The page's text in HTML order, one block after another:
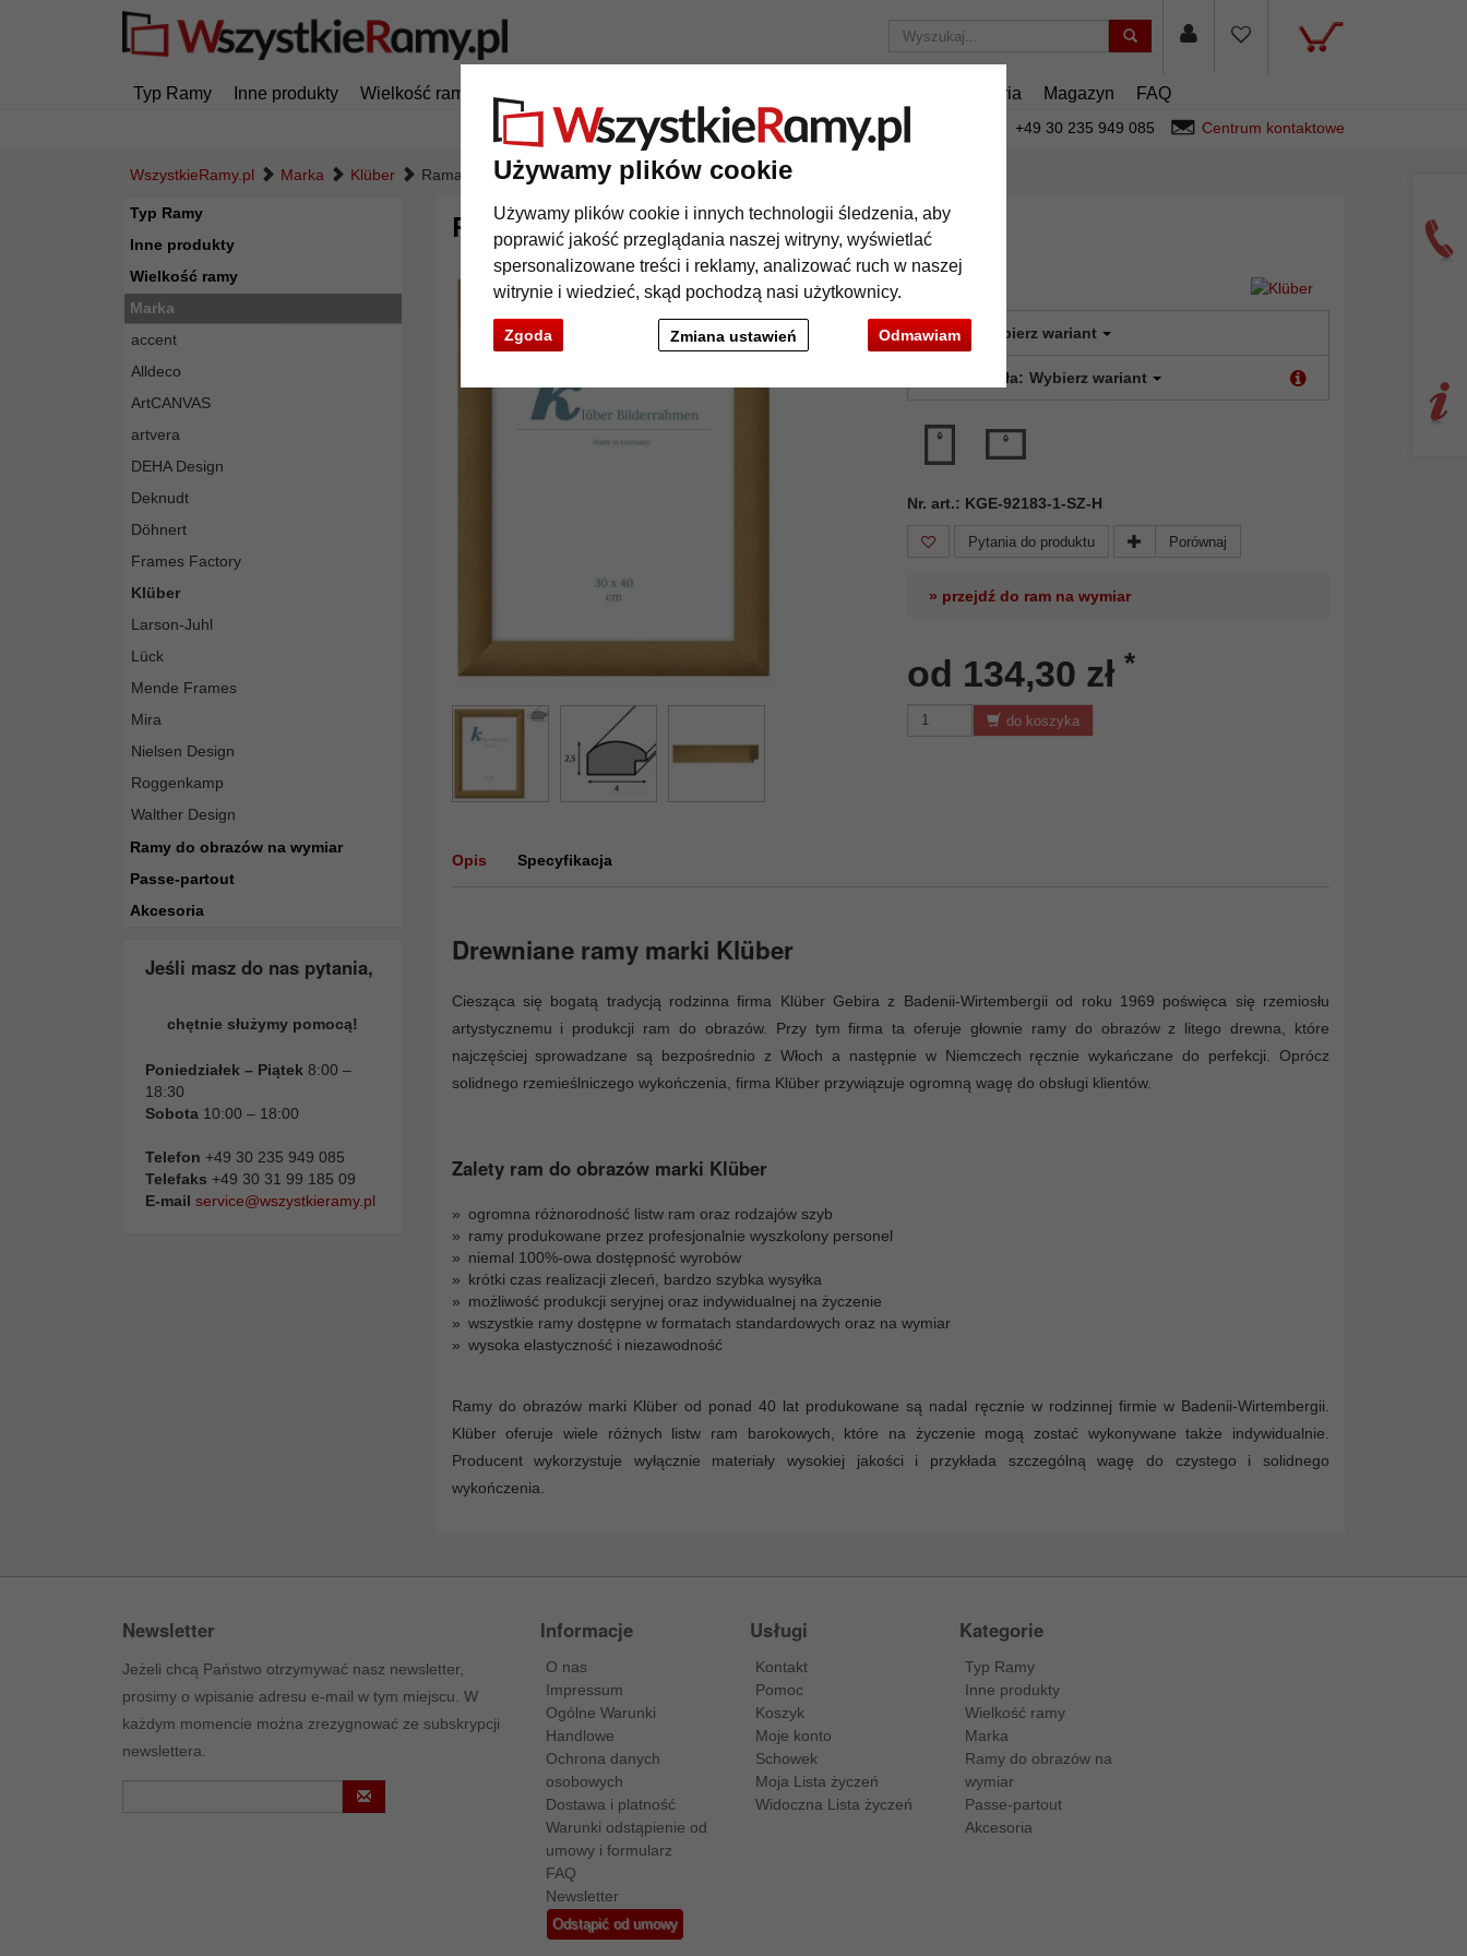
Używamy plików cookie
Używamy plików cookie i innych technologii śledzenia, aby
poprawić jakość przeglądania naszej witryny, wyświetlać
spersonalizowane treści i reklamy, analizować ruch w naszej
witrynie i wiedzieć, skąd pochodzą nasi użytkownicy.
Zgoda Odmawiam
Zmiana ustawień
Typ Ramy Inne produkty Wielkość ramy Marka Akcesoria Magazyn FAQ
Tylko 25,95 zł za wysyłkę. +49 30 235 949 085 Centrum kontaktowe
WszystkieRamy.pl Marka Klüber Rama drewniana Tarragona na wymiar
Typ Ramy
Inne produkty
Wielkość ramy
Marka
accent
Alldeco
ArtCANVAS
artvera
DEHA Design
Deknudt
Döhnert
Frames Factory
Klüber
Larson-Juhl
Lück
Mende Frames
Mira
Nielsen Design
Roggenkamp
Walther Design
Ramy do obrazów na wymiar
Passe-partout
Akcesoria
Jeśli masz do nas pytania,
chętnie służymy pomocą!
Poniedziałek – Piątek 8:00 –
18:30
Sobota 10:00 – 18:00
Telefon +49 30 235 949 085
Telefaks +49 30 31 99 185 09
E-mail service@wszystkieramy.pl
Rama drewniana Tarragona na wymiar
kolor: Wybierz wariant
rodzaj szkła: Wybierz wariant
Nr. art.: KGE-92183-1-SZ-H
Pytania do produktu Porównaj
» przejdź do ram na wymiar
od 134,30 zł *
do koszyka
Opis Specyfikacja
Drewniane ramy marki Klüber
Ciesząca się bogatą tradycją rodzinna firma Klüber Gebira z Badenii-Wirtembergii od roku 1969 poświęca się rzemiosłu
artystycznemu i produkcji ram do obrazów. Przy tym firma ta oferuje głownie ramy do obrazów z litego drewna, które
najczęściej sprowadzane są bezpośrednio z Włoch a następnie w Niemczech ręcznie wykańczane do perfekcji. Oprócz
solidnego rzemieślniczego wykończenia, firma Klüber przywiązuje ogromną wagę do obsługi klientów.
Zalety ram do obrazów marki Klüber
ogromna różnorodność listw ram oraz rodzajów szyb
ramy produkowane przez profesjonalnie wyszkolony personel
niemal 100%-owa dostępność wyrobów
krótki czas realizacji zleceń, bardzo szybka wysyłka
możliwość produkcji seryjnej oraz indywidualnej na życzenie
wszystkie ramy dostępne w formatach standardowych oraz na wymiar
wysoka elastyczność i niezawodność
Ramy do obrazów marki Klüber od ponad 40 lat produkowane są nadal ręcznie w rodzinnej firmie w Badenii-Wirtembergii.
Klüber oferuje wiele różnych listw ram barokowych, które na życzenie mogą zostać wykonywane także indywidualnie.
Producent wykorzystuje wyłącznie materiały wysokiej jakości i przykłada szczególną wagę do czystego i solidnego
wykończenia.
Newsletter
Jeżeli chcą Państwo otrzymywać nasz newsletter,
prosimy o wpisanie adresu e-mail w tym miejscu. W
każdym momencie można zrezygnować ze subskrypcji
newslettera.
Informacje
O nas
Impressum
Ogólne Warunki
Handlowe
Ochrona danych
osobowych
Dostawa i platność
Warunki odstąpienie od
umowy i formularz
FAQ
Newsletter
Odstąpić od umowy
Usługi
Kontakt
Pomoc
Koszyk
Moje konto
Schowek
Moja Lista życzeń
Widoczna Lista życzeń
Kategorie
Typ Ramy
Inne produkty
Wielkość ramy
Marka
Ramy do obrazów na
wymiar
Passe-partout
Akcesoria